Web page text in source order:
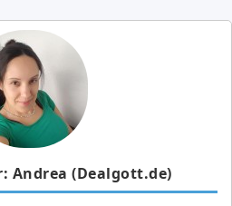
Andrea (Dealgott.de)